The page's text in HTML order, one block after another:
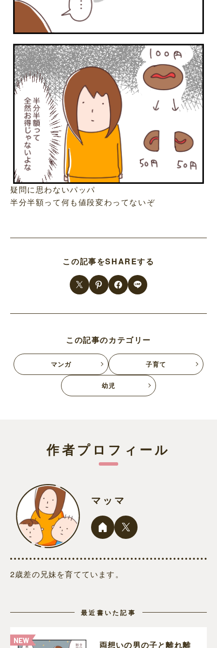
疑問に思わないパッパ
半分半額って何も値段変わってないぞ
この記事をSHAREする
この記事のカテゴリー
マンガ 子育て
幼児
作者プロフィール
マッマ
2歳差の兄妹を育てています。
最近書いた記事
両想いの男の子と離れ離